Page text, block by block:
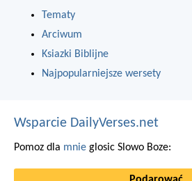
Tematy
Arciwum
Ksiazki Biblijne
Najpopularniejsze wersety
Wsparcie DailyVerses.net
Pomoz dla mnie glosic Slowo Boze: